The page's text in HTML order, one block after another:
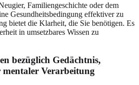
Familiengeschichte oder dem
Gesundheitsbedingung effektiver zu
bietet die Klarheit, die Sie benötigen. Es
in umsetzbares Wissen zu
bezüglich Gedächtnis,
Verarbeitung